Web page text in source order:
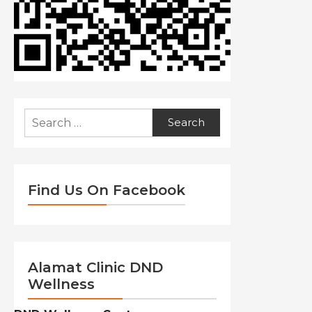
Search
for:
Find Us On Facebook
Alamat Clinic DND
Wellness